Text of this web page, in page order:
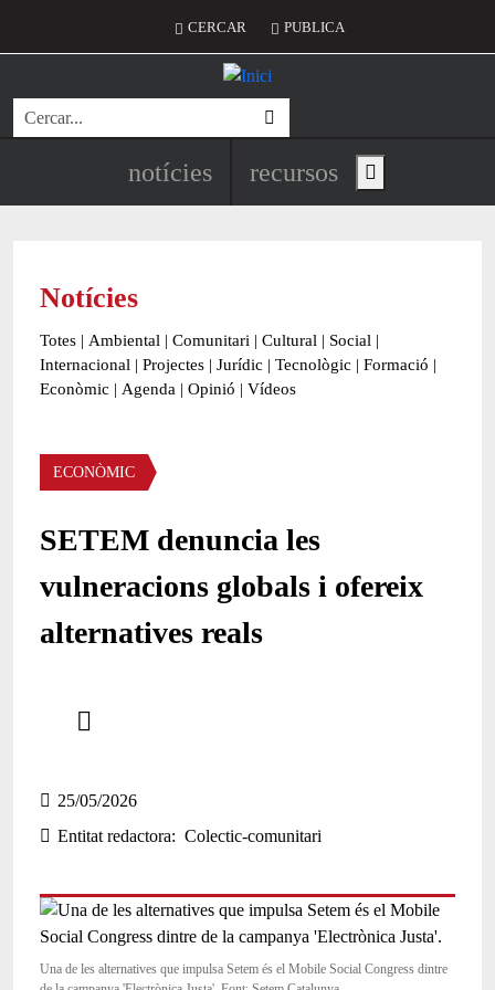
Menú del compte d'usuari
CERCAR PUBLICA
Cerca
Navegació principal de
notícies recursos Show main menu
Notícies
Totes | Ambiental | Comunitari | Cultural | Social |
Internacional | Projectes | Jurídic | Tecnològic | Formació |
Econòmic | Agenda | Opinió | Vídeos
Àmbit de la notícia
ECONÒMIC
SETEM denuncia les
vulneracions globals i ofereix
alternatives reals
25/05/2026
Entitat redactora
Colectic-comunitari
Una de les alternatives que impulsa Setem és el Mobile Social Congress dintre